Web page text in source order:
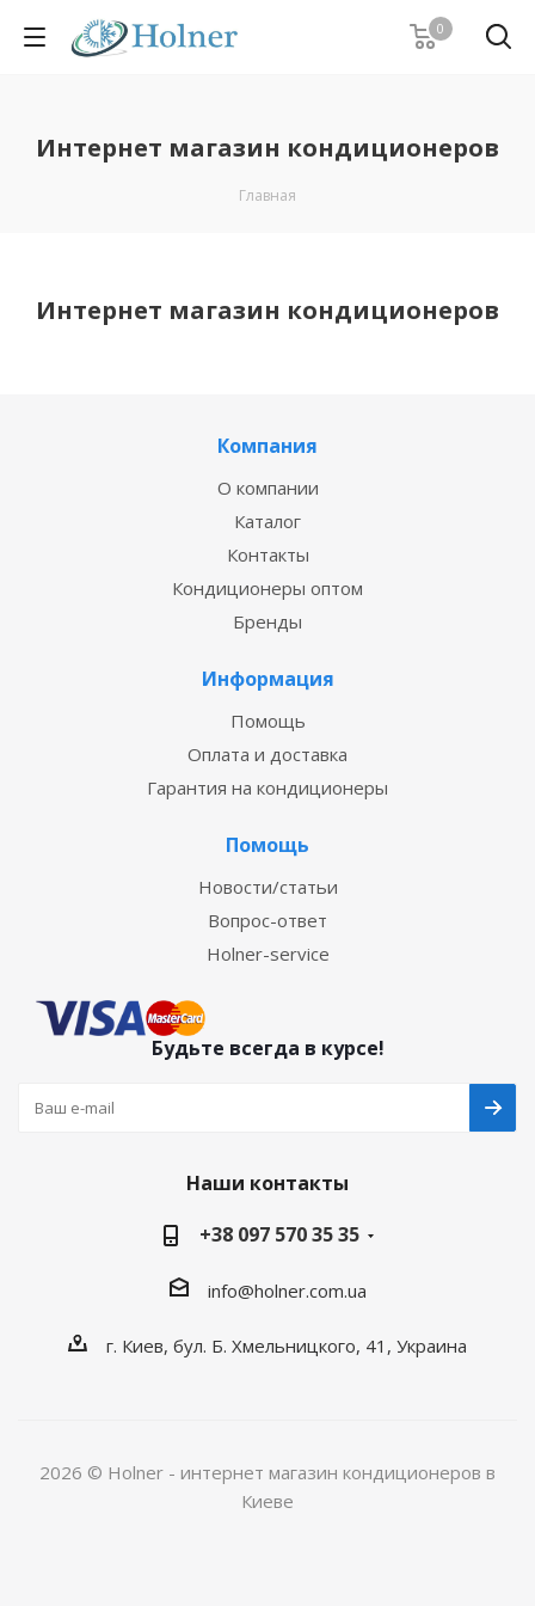
0
Интернет магазин кондиционеров
Главная
Интернет магазин кондиционеров
Компания
О компании
Каталог
Контакты
Кондиционеры оптом
Бренды
Информация
Помощь
Оплата и доставка
Гарантия на кондиционеры
Помощь
Новости/статьи
Вопрос-ответ
Holner-service
Будьте всегда в курсе!
Наши контакты
+38 097 570 35 35
info@holner.com.ua
г. Киев, бул. Б. Хмельницкого, 41, Украина
2026 © Holner - интернет магазин кондиционеров в
Киеве